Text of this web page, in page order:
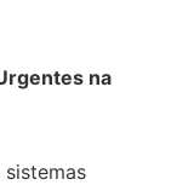
na